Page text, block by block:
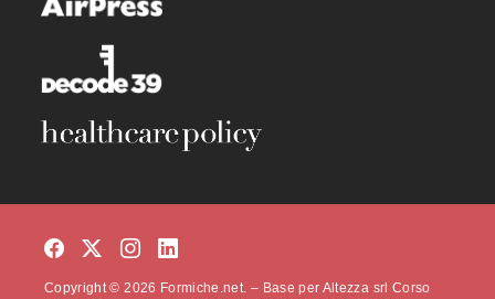
Copyright © 2026 Formiche.net. – Base per Altezza srl Corso